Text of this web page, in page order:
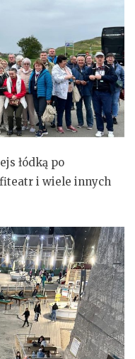
łódką po
i wiele innych